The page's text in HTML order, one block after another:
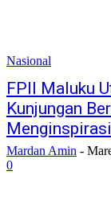
Nasional
FPII Maluku
Kunjungan
Menginspirasi
Mardan Amin -
0